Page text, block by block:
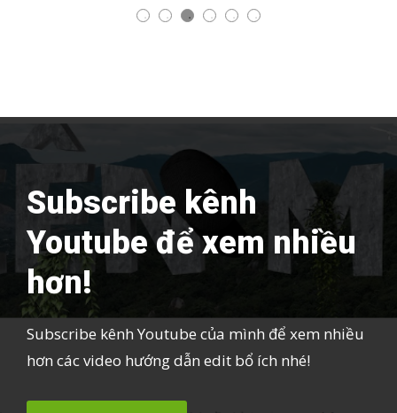
Subscribe kênh
Youtube để xem nhiều
hơn!
Subscribe kênh Youtube của mình để xem nhiều
hơn các video hướng dẫn edit bổ ích nhé!